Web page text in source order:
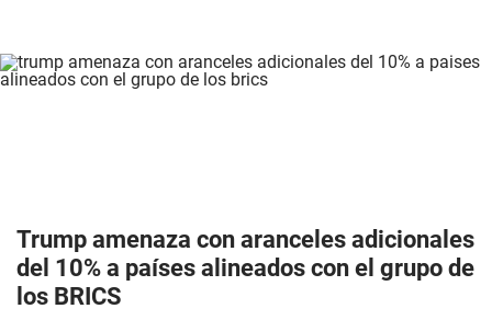
Trump amenaza con aranceles adicionales
del 10% a países alineados con el grupo de
los BRICS